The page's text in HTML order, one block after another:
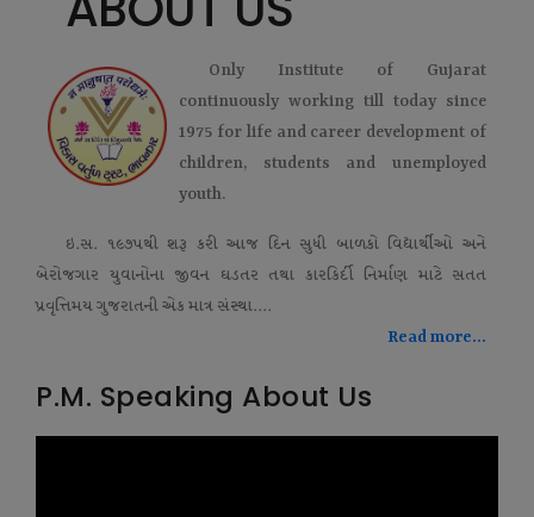
Only Institute of Gujarat
continuously working till today since
1975 for life and career development of
children, students and unemployed
youth.
ઇ.સ. ૧૯૭૫થી શરૂ કરી આજ દિન સુધી બાળકો વિદ્યાર્થીઓ અને
બેરોજગાર યુવાનોના જીવન ઘડતર તથા કારકિર્દી નિર્માણ માટે સતત
પ્રવૃત્તિમય ગુજરાતની એક માત્ર સંસ્થા....
Read more...
P.M. Speaking About Us